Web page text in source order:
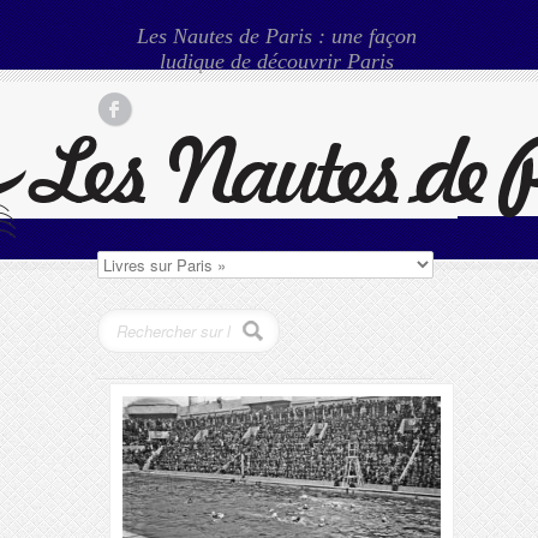
Les Nautes de Paris : une façon
ludique de découvrir Paris